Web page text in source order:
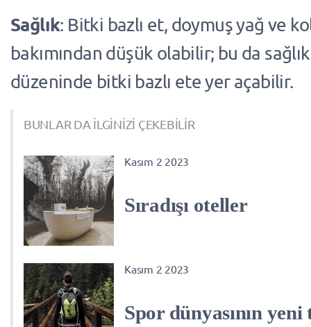
Sağlık: Bitki bazlı et, doymuş yağ ve
bakımından düşük olabilir; bu da
düzeninde bitki bazlı ete yer açabilir.
BUNLAR DA İLGİNİZİ ÇEKEBİLİR
Kasım 2 2023
Sıradışı oteller
Kasım 2 2023
Spor dünyasının